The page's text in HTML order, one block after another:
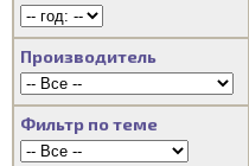
Производитель
Фильтр по теме